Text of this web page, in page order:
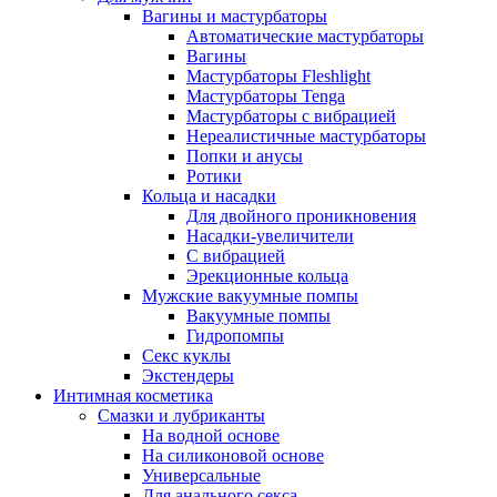
Вагины и мастурбаторы
Автоматические мастурбаторы
Вагины
Мастурбаторы Fleshlight
Мастурбаторы Tenga
Мастурбаторы с вибрацией
Нереалистичные мастурбаторы
Попки и анусы
Ротики
Кольца и насадки
Для двойного проникновения
Насадки-увеличители
С вибрацией
Эрекционные кольца
Мужские вакуумные помпы
Вакуумные помпы
Гидропомпы
Секс куклы
Экстендеры
Интимная косметика
Смазки и лубриканты
На водной основе
На силиконовой основе
Универсальные